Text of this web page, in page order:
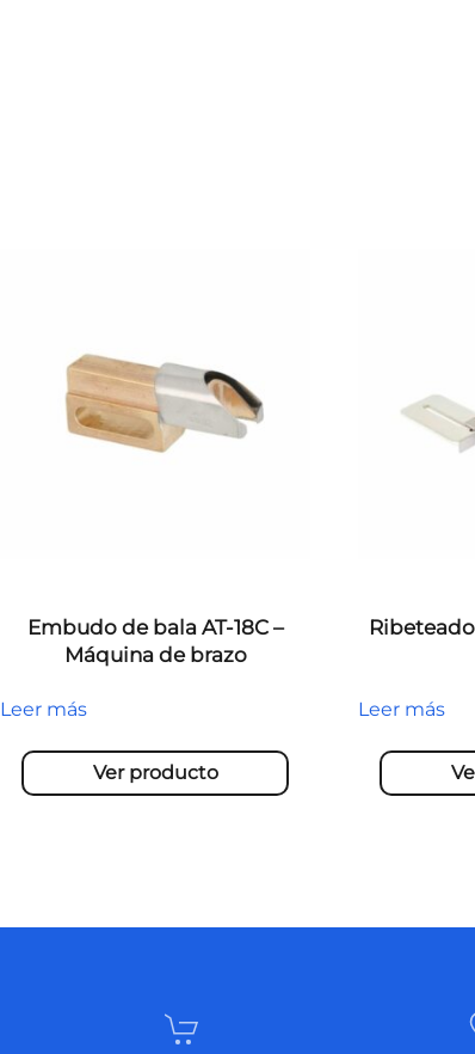
Embudo de bala AT-18C –
Máquina de brazo
Leer más
Ver producto
Leer más